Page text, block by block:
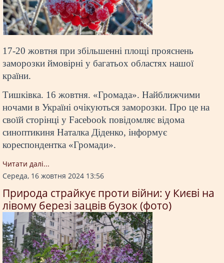
17-20 жовтня при збільшенні площі прояснень
заморозки ймовірні у багатьох областях нашої
країни.
Тишківка. 16 жовтня. «Громада». Найближчими
ночами в Україні очікуються заморозки. Про це на
своїй сторінці у Facebook повідомляє відома
синоптикиня Наталка Діденко, інформує
кореспондентка «Громади».
Читати далi...
Середа, 16 жовтня 2024 13:56
Природа страйкує проти війни: у Києві на
лівому березі зацвів бузок (фото)